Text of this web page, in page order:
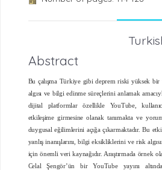
Abstract
Bu çalışma Türkiye gibi deprem riski yüksek bir
algısı ve bilgi edinme süreçlerini anlamak
dijital platformlar özellikle YouTube,
etkileşime girmesine olanak tanımakta ve
duygusal eğilimlerini açığa çıkarmaktadır. Bu
yanlış inanışlarını, bilgi eksikliklerini ve risk
için önemli veri kaynağıdır. Araştırmada örnek
Celal Şengör’ün bir YouTube yayını